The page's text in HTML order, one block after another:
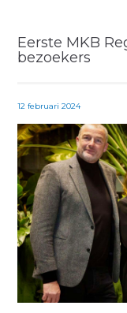
Eerste MKB
bezoekers
12 februari 2024